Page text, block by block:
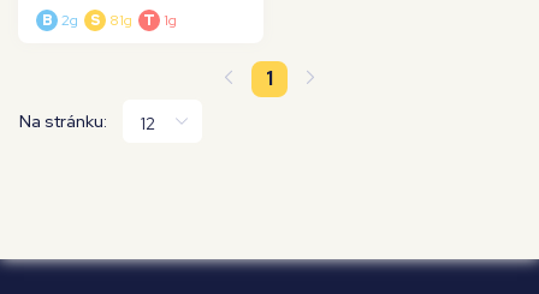
B 2g S 81g T 1g
1
Na stránku: